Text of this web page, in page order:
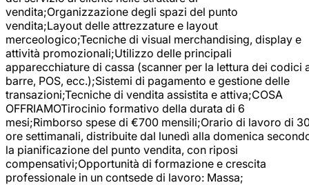
vendita;Organizzazione degli spazi del punto
vendita;Layout delle attrezzature e layout
merceologico;Tecniche di visual merchandising, display e
attività promozionali;Utilizzo delle principali
apparecchiature di cassa (scanner per la lettura dei codici
barre, POS, ecc.);Sistemi di pagamento e gestione delle
transazioni;Tecniche di vendita assistita e attiva;COSA
OFFRIAMOTirocinio formativo della durata di 6
mesi;Rimborso spese di €700 mensili;Orario di lavoro di
ore settimanali, distribuite dal lunedì alla domenica
la pianificazione del punto vendita, con riposi
compensativi;Opportunità di formazione e crescita
professionale in un contsede di lavoro: Massa;